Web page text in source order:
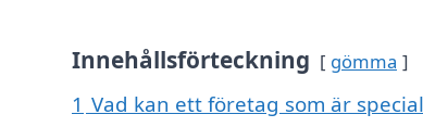
Innehållsförteckning gömma
1 Vad kan ett företag som är